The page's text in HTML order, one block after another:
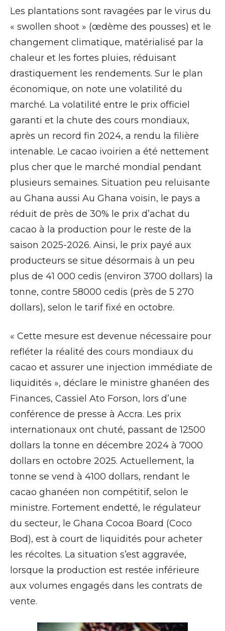
Les plantations sont ravagées par le virus du
« swollen shoot » (œdème des pousses) et le
changement climatique, matérialisé par la
chaleur et les fortes pluies, réduisant
drastiquement les rendements. Sur le plan
économique, on note une volatilité du
marché. La volatilité entre le prix officiel
garanti et la chute des cours mondiaux,
après un record fin 2024, a rendu la filière
intenable. Le cacao ivoirien a été nettement
plus cher que le marché mondial pendant
plusieurs semaines. Situation peu reluisante
au Ghana aussi Au Ghana voisin, le pays a
réduit de près de 30% le prix d’achat du
cacao à la production pour le reste de la
saison 2025-2026. Ainsi, le prix payé aux
producteurs se situe désormais à un peu
plus de 41 000 cedis (environ 3700 dollars) la
tonne, contre 58000 cedis (près de 5 270
dollars), selon le tarif fixé en octobre.
« Cette mesure est devenue nécessaire pour
refléter la réalité des cours mondiaux du
cacao et assurer une injection immédiate de
liquidités », déclare le ministre ghanéen des
Finances, Cassiel Ato Forson, lors d’une
conférence de presse à Accra. Les prix
internationaux ont chuté, passant de 12500
dollars la tonne en décembre 2024 à 7000
dollars en octobre 2025. Actuellement, la
tonne se vend à 4100 dollars, rendant le
cacao ghanéen non compétitif, selon le
ministre. Fortement endetté, le régulateur
du secteur, le Ghana Cocoa Board (Coco
Bod), est à court de liquidités pour acheter
les récoltes. La situation s’est aggravée,
lorsque la production est restée inférieure
aux volumes engagés dans les contrats de
vente.